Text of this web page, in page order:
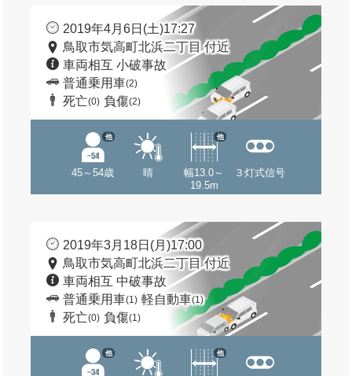
2019年4月6日(土)17:27
鳥取市気高町北浜二丁目 付近
車両相互 小破事故
普通乗用車(2)
死亡(0) 負傷(2)
45～54歳
他
晴
幅13.0～
19.5m
他
３灯式信号
2019年3月18日(月)17:00
鳥取市気高町北浜二丁目 付近
車両相互 中破事故
普通乗用車(1) 軽自動車(1)
死亡(0) 負傷(1)
他 他